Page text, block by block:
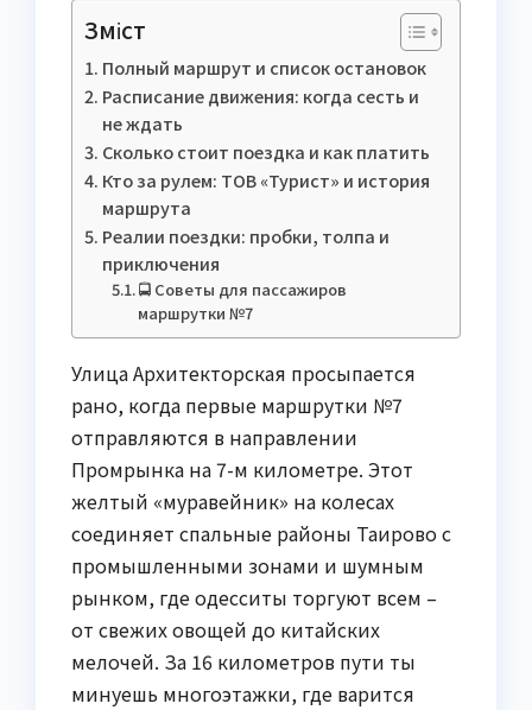
Зміст
Полный маршрут и список остановок
Расписание движения: когда сесть и
не ждать
Сколько стоит поездка и как платить
Кто за рулем: ТОВ «Турист» и история
маршрута
Реалии поездки: пробки, толпа и
приключения
🚍 Советы для пассажиров
маршрутки №7
Улица Архитекторская просыпается
рано, когда первые маршрутки №7
отправляются в направлении
Промрынка на 7-м километре. Этот
желтый «муравейник» на колесах
соединяет спальные районы Таирово с
промышленными зонами и шумным
рынком, где одесситы торгуют всем –
от свежих овощей до китайских
мелочей. За 16 километров пути ты
минуешь многоэтажки, где варится